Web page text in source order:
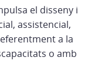
el disseny i
assistencial,
a la
o amb